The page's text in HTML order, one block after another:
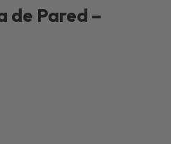
de Pared –